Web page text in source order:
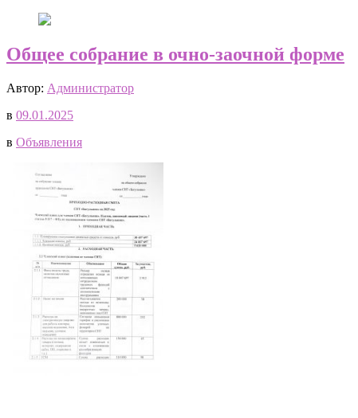
Общее собрание в очно-заочной форме
Автор: Администратор
в 09.01.2025
в Объявления